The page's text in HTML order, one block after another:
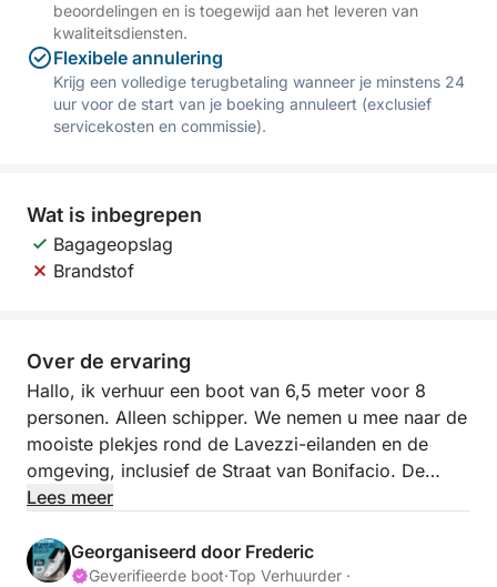
beoordelingen en is toegewijd aan het leveren van
kwaliteitsdiensten.
Flexibele annulering
Krijg een volledige terugbetaling wanneer je minstens 24
uur voor de start van je boeking annuleert (exclusief
servicekosten en commissie).
Wat is inbegrepen
Bagageopslag
Brandstof
Over de ervaring
Hallo, ik verhuur een boot van 6,5 meter voor 8
personen. Alleen schipper. We nemen u mee naar de
mooiste plekjes rond de Lavezzi-eilanden en de
omgeving, inclusief de Straat van Bonifacio. De
boothuur bedraagt € 370 per dag, plus € 180 voor
zeer zuinig (150 pk).
Lees meer
Georganiseerd door Frederic
Geverifieerde boot·Top Verhuurder ·